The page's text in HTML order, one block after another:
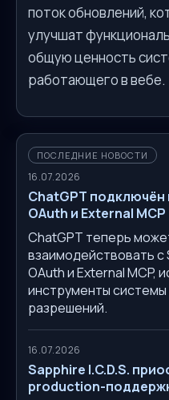
поток обновлений,
улучшат
общую ценность
работающего в вебе.
ПОСЛЕДНИЕ НОВОСТИ
16.07.2026
ChatGPT подключён
OAuth и External MCP
ChatGPT теперь
взаимодействовать с
OAuth и External MCP,
инструменты
разрешений.
16.07.2026
Sapphire I.C.D.S.
production-